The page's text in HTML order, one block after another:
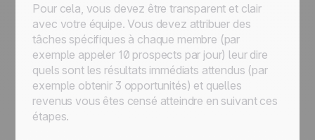
Pour cela, vous devez être transparent et clair
avec votre équipe. Vous devez attribuer des
tâches spécifiques à chaque membre (par
exemple appeler 10 prospects par jour) leur dire
quels sont les résultats immédiats attendus (par
exemple obtenir 3 opportunités) et quelles
revenus vous êtes censé atteindre en suivant ces
étapes.